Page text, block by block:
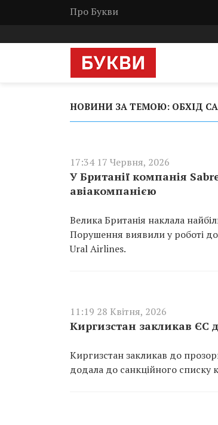
Про Букви
НОВИНИ ЗА ТЕМОЮ: ОБХІД
17:34 17 Червня, 2026
У Британії компанія
авіакомпанією
Велика Британія наклала
Порушення виявили у роботі
Ural Airlines.
11:19 28 Квітня, 2026
Киргизстан закликав ЄС
Киргизстан закликав до
додала до санкційного списку